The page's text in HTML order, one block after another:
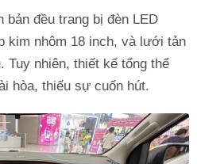
bản đều trang bị đèn LED
kim nhôm 18 inch, và lưới tản
Tuy nhiên, thiết kế tổng thể
hòa, thiếu sự cuốn hút.